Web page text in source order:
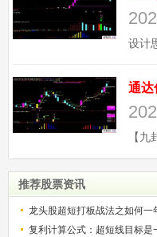
推荐股票资讯
龙头股超短打板战法之如何
解）
复利计算公式：超短线目标